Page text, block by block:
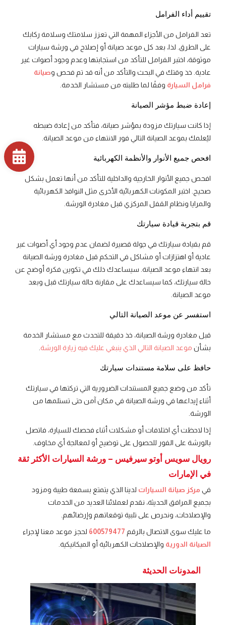
تقييم أداء الفرامل
تعد الفرامل من الأجزاء المهمة التي تعزز سلامتك وسلامة ركابك
على الطرق. لذا، بعد كل موعد صيانة أو إصلاح في ورشة سيارات
موثوقة، اختبر الفرامل للتأكد من استجابتها وعدم وجود أصوات غير
عادية. خذ وقتك في البحث والتأكد من أنه قد تم فحص وصيانة
فرامل السيارة وفقًا لما طلبته من مستشار الخدمة.
إعادة ضبط مؤشر الصيانة
إذا كانت سيارتك مزودة بمؤشر صيانة، فتأكد من إعادة ضبطه
ليُعلمك بموعد الصيانة التالي فور الانتهاء من موعد الصيانة.
افحص جميع الأنوار والأنظمة الكهربائية
افحص جميع الأنوار الخارجية والداخلية للتأكد من أنها تعمل بشكل
صحيح. اختبر المكونات الكهربائية الأخرى مثل النوافذ الكهربائية
والمرايا ونظام القفل المركزي قبل مغادرة الورشة.
قم بتجربة قيادة سيارتك
قم بقيادة سيارتك في جولة قصيرة لضمان عدم وجود أي أصوات غير
عادية أو اهتزازات أو مشاكل في التحكم قبل مغادرة ورشة الصيانة
بعد انتهاء موعد الصيانة. سيساعدك ذلك في تكوين فكرة أوضح عن
حالة سيارتك، كما سيساعدك على مقارنة حالة سيارتك قبل وبعد
موعد الصيانة.
استفسر عن موعد الصيانة التالي
قبل مغادرة ورشة الصيانة، خذ دقيقة للتحدث مع مستشار الخدمة
بشأن موعد الصيانة التالي الذي ينبغي عليك فيه زيارة الورشة
حافظ على سلامة مستندات سيارتك
تأكد من وضع جميع المستندات الضرورية التي تركتها في سيارتك
أثناء إيداعها في ورشة الصيانة في مكان آمن حتى تستلمها من
الورشة.
إذا لاحظت أي اختلافات أو مشكلات أثناء فحصك للسيارة، فاتصل
بالورشة على الفور للحصول على توضيح أو لمعالجة أي مخاوف.
رويال سويس أوتو سيرفيس – ورشة السيارات الأكثر ثقة
في الإمارات
في مركز صيانة السيارات لدينا الذي يتمتع بسمعة طيبة ومزود
بجميع المرافق الحديثة، نقدم لعملائنا العديد من الخدمات
والإصلاحات، ونحرص على تلبية توقعاتهم وإرضائهم.
ما عليك سوى الاتصال بالرقم 600579477 لحجز موعد معنا لإجراء
الصيانة الدورية والإصلاحات الكهربائية أو الميكانيكية.
المدونات الحديثة